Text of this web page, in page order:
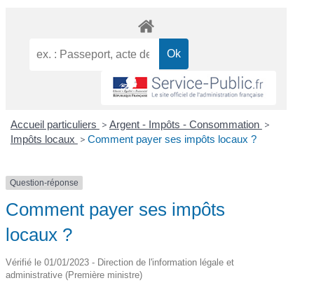
Accueil particuliers > Argent - Impôts - Consommation >
Impôts locaux > Comment payer ses impôts locaux ?
Question-réponse
Comment payer ses impôts
locaux ?
Vérifié le 01/01/2023 - Direction de l'information légale et
administrative (Première ministre)